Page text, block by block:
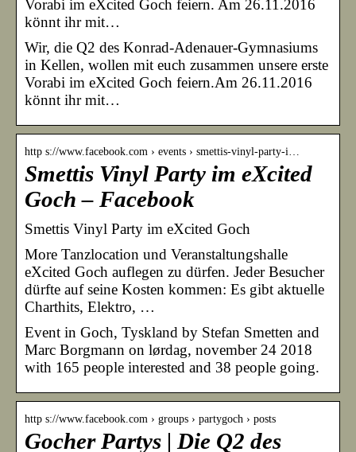
Vorabi im eXcited Goch feiern. Am 26.11.2016
könnt ihr mit…
Wir, die Q2 des Konrad-Adenauer-Gymnasiums
in Kellen, wollen mit euch zusammen unsere erste
Vorabi im eXcited Goch feiern.Am 26.11.2016
könnt ihr mit…
http s://www.facebook.com › events › smettis-vinyl-party-i…
Smettis Vinyl Party im eXcited
Goch – Facebook
Smettis Vinyl Party im eXcited Goch
More Tanzlocation und Veranstaltungshalle
eXcited Goch auflegen zu dürfen. Jeder Besucher
dürfte auf seine Kosten kommen: Es gibt aktuelle
Charthits, Elektro, …
Event in Goch, Tyskland by Stefan Smetten and
Marc Borgmann on lørdag, november 24 2018
with 165 people interested and 38 people going.
http s://www.facebook.com › groups › partygoch › posts
Gocher Partys | Die Q2 des